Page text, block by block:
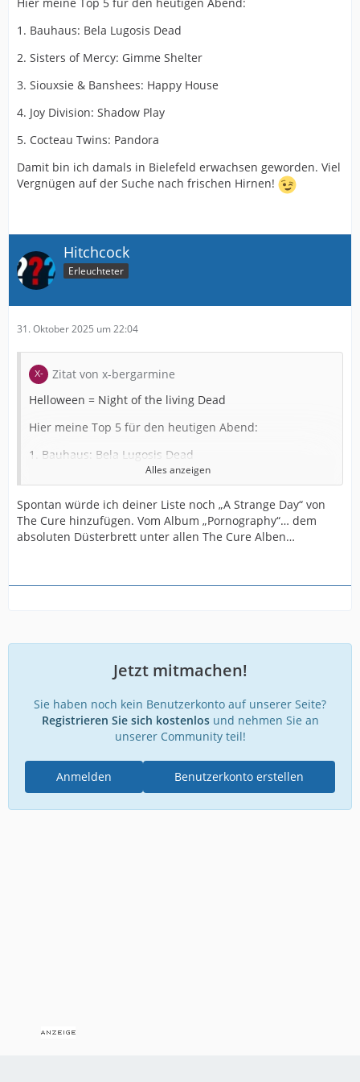
Durch die Aktivierung der externen Inhalte erklären Sie sich
damit einverstanden, dass personenbezogene Daten an
Drittplattformen übermittelt werden. Mehr Informationen dazu
haben wir in unserer Datenschutzerklärung zur Verfügung
gestellt.
1. Bauhaus: Bela Lugosis Dead
2. Sisters of Mercy: Gimme Shelter
3. Siouxsie & Banshees: Happy House
4. Joy Division: Shadow Play
5. Cocteau Twins: Pandora
Damit bin ich damals in Bielefeld erwachsen geworden. Viel
Vergnügen auf der Suche nach frischen Hirnen!
Hitchcock
Erleuchteter
31. Oktober 2025 um 22:04
Zitat von x-bergarmine
Helloween = Night of the living Dead
Hier meine Top 5 für den heutigen Abend:
1. Bauhaus: Bela Lugosis Dead
2. Sisters of Mercy: Gimme Shelter
3. Siouxsie & Banshees: Happy House
4. Joy Division: Shadow Play
Damit bin ich damals in Bielefeld erwachsen geworden.
Alles anzeigen
Spontan würde ich deiner Liste noch „A Strange Day“ von
The Cure hinzufügen. Vom Album „Pornography“… dem
absoluten Düsterbrett unter allen The Cure Alben…
Jetzt mitmachen!
Sie haben noch kein Benutzerkonto auf unserer Seite?
Registrieren Sie sich kostenlosund nehmen Sie an
unserer Community teil!
Benutzerkonto erstellen
Anmelden